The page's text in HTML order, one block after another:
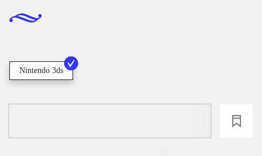
Nintendo 3ds